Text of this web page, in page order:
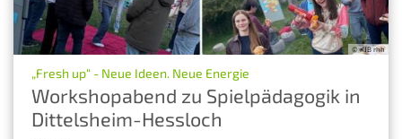
© KJB rhh
„Fresh up“ - Neue Ideen. Neue Energie
Workshopabend zu Spielpädagogik in
Dittelsheim-Hessloch